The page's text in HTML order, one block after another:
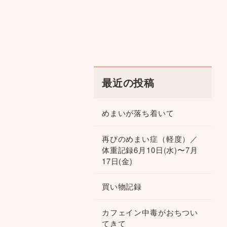
最近の投稿
めまいが落ち着いて
再びのめまい症（軽度）／
体重記録6月10日(水)〜7月
17日(金)
買い物記録
カフェイン中毒がおちつい
てきて